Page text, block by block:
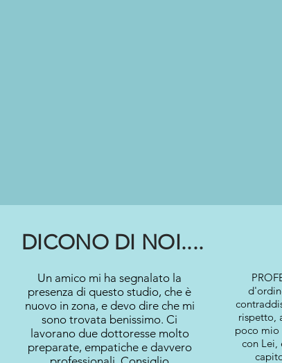
DICONO DI NOI....
Un amico mi ha segnalato la
presenza di questo studio, che è
nuovo in zona, e devo dire che mi
sono trovata benissimo. Ci
lavorano due dottoresse molto
preparate, empatiche e davvero
rispetto,
poco mio
con Lei,